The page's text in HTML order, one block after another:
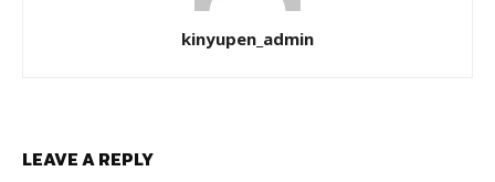
kinyupen_admin
LEAVE A REPLY